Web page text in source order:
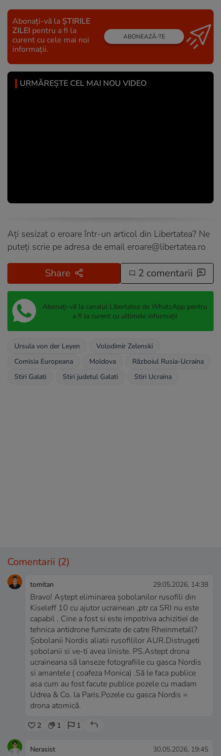
Abonați-vă la ȘTIRILE
ZILEI pentru a fi la
curent cu cele mai noi
informații.
ABONEAZĂ-TE
URMĂREȘTE CEL MAI NOU VIDEO
Ați sesizat o eroare într-un articol din Libertatea? Ne
puteți scrie pe adresa de email eroare@libertatea.ro
Share 2 comentarii
Abonați-vă la canalul Libertatea de WhatsApp pentru
a fi la curent cu ultimele informații
Ursula von der Leyen
Volodimir Zelenski
Comisia Europeana
Moldova
Războiul Rusia-Ucraina
Stiri Galati
Stiri judetul Galati Stiri Ucraina
Comentarii (2)
tomitan 29.05.2026, 14:38
Bravo! Aștept eliminarea șobolanilor rusofili din
Kiseleff 10 cu ajutor ucrainean ,ptr ca SRI nu este
capabil . Cine a fost si este impotriva achizitiei de
tehnica antidrone furnizate de catre Rheinmetall?
Șobolanii Nordis aliatii rusofililor AUR.Distrugeti
șobolanii si ve-ti avea liniste. PS.Astept drona
ucraineana să lanseze fotografiile cu gasca Nordis
si amantele ( coafeza Monica) .Să le faca publice
asa cum au fost facute publice pozele cu madam
Udrea & Co. la Paris.Pozele cu gasca Nordis =
drona atomică.
2 1 1
Nerasist 30.05.2026, 19:45